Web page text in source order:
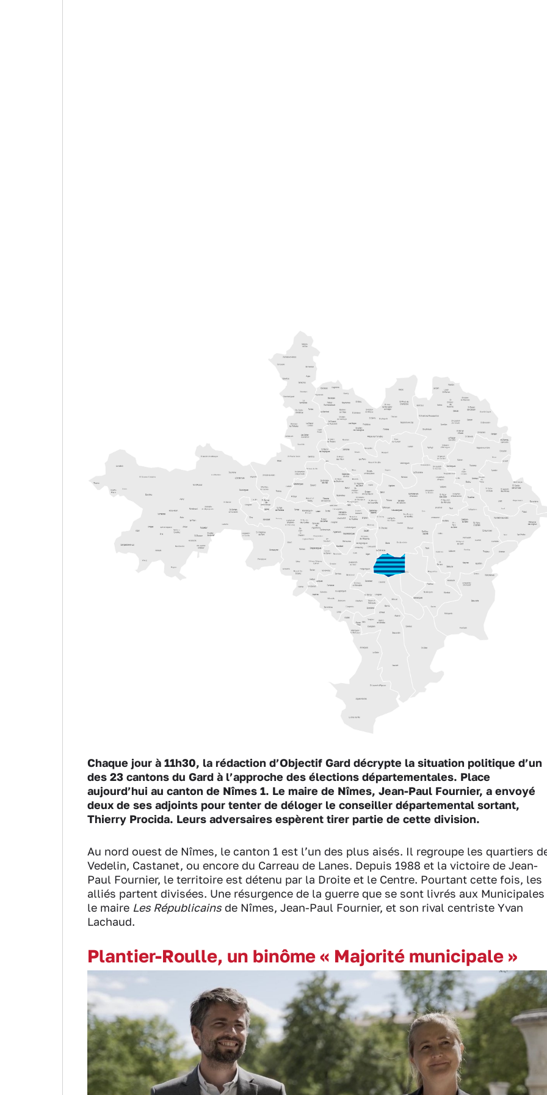
Chaque jour à 11h30, la rédaction d’Objectif Gard décrypte la situation politique d’un
des 23 cantons du Gard à l’approche des élections départementales. Place
aujourd’hui au canton de Nîmes 1. Le maire de Nîmes, Jean-Paul Fournier, a envoyé
deux de ses adjoints pour tenter de déloger le conseiller départemental sortant,
Thierry Procida. Leurs adversaires espèrent tirer partie de cette division.
Au nord ouest de Nîmes, le canton 1 est l’un des plus aisés. Il regroupe les quartiers
Vedelin, Castanet, ou encore du Carreau de Lanes. Depuis 1988 et la victoire de Jean-
Paul Fournier, le territoire est détenu par la Droite et le Centre. Pourtant cette fois, les
alliés partent divisées. Une résurgence de la guerre que se sont livrés aux Municipales
le maire Les Républicains de Nîmes, Jean-Paul Fournier, et son rival centriste Yvan
Lachaud.
Plantier-Roulle, un binôme « Majorité municipale »